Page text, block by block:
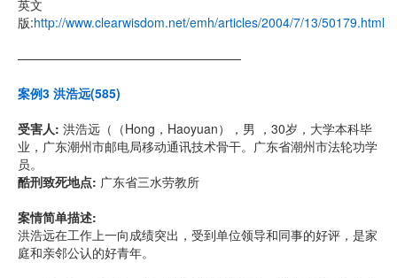
英文
版:http://www.clearwisdom.net/emh/articles/2004/7/13/50179.html
——————————————————
案例3 洪浩远(585)
受害人: 洪浩远（（Hong，Haoyuan），男 ，30岁，大学本科毕
业，广东潮州市邮电局移动通讯技术骨干。广东省潮州市法轮功学
员。
酷刑致死地点: 广东省三水劳教所
案情简单描述:
洪浩远在工作上一向成绩突出，受到单位领导和同事的好评，是家
庭和亲邻公认的好青年。